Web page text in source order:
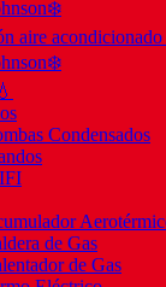
aire
Condensados
de Gas
de Gas